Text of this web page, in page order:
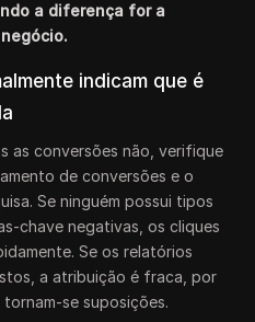
a diferença for a
indicam que é
as conversões não, verifique
de conversões e o
Se ninguém possui tipos
chave negativas, os cliques
Se os relatórios
a atribuição é fraca, por
se suposições.